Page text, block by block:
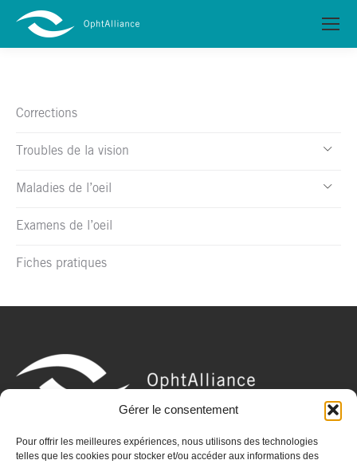
Gérer le consentement
Pour offrir les meilleures expériences, nous utilisons des technologies
telles que les cookies pour stocker et/ou accéder aux informations des
Corrections
Troubles de la vision
Maladies de l’oeil
Examens de l’oeil
Fiches pratiques